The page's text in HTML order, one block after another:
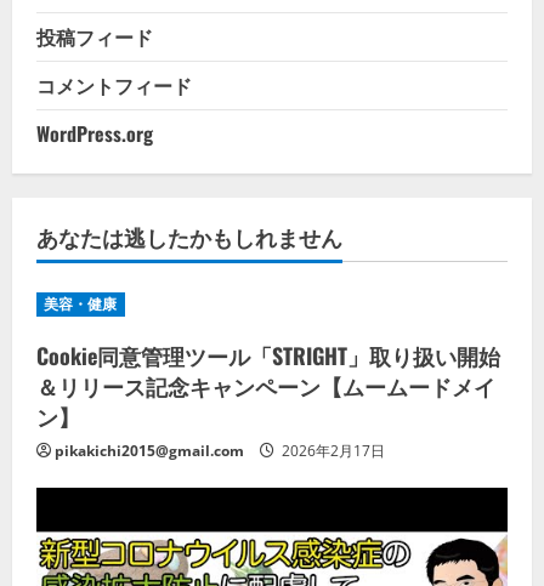
投稿フィード
コメントフィード
WordPress.org
あなたは逃したかもしれません
美容・健康
Cookie同意管理ツール「STRIGHT」取り扱い開始
＆リリース記念キャンペーン【ムームードメイ
ン】
pikakichi2015@gmail.com 2026年2月17日